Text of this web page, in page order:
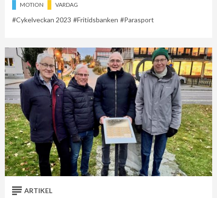
MOTION VARDAG
Cykelveckan 2023 Fritidsbanken Parasport
ARTIKEL